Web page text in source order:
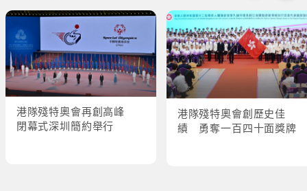
港隊殘特奧會再創高峰
閉幕式深圳簡約舉行
港隊殘特奧會創歷史佳
績 勇奪一百四十面獎牌